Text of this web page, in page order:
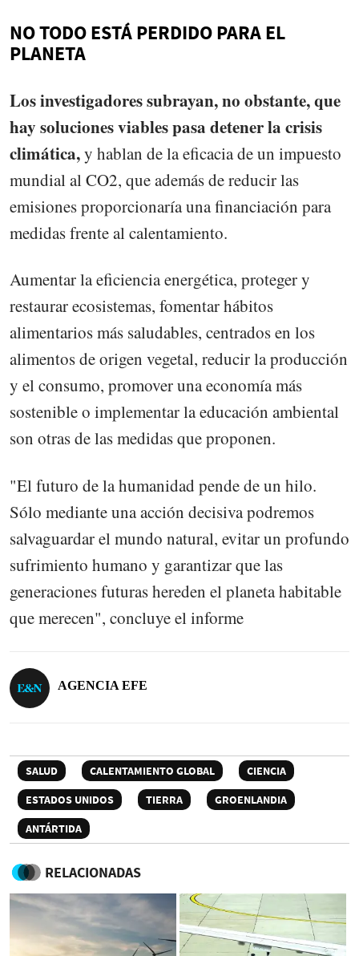
NO TODO ESTÁ PERDIDO PARA EL
PLANETA
Los investigadores subrayan, no obstante, que
hay soluciones viables pasa detener la crisis
climática,y hablan de la eficacia de un impuesto
mundial al CO2, que además de reducir las
emisiones proporcionaría una financiación para
medidas frente al calentamiento.
Aumentar la eficiencia energética, proteger y
restaurar ecosistemas, fomentar hábitos
alimentarios más saludables, centrados en los
alimentos de origen vegetal, reducir la producción
y el consumo, promover una economía más
sostenible o implementar la educación ambiental
son otras de las medidas que proponen.
"El futuro de la humanidad pende de un hilo.
Sólo mediante una acción decisiva podremos
salvaguardar el mundo natural, evitar un profundo
sufrimiento humano y garantizar que las
generaciones futuras hereden el planeta habitable
que merecen", concluye el informe
AGENCIA EFE
SALUD CALENTAMIENTO GLOBAL
CIENCIA
ESTADOS UNIDOS
TIERRA
GROENLANDIA
ANTÁRTIDA
RELACIONADAS